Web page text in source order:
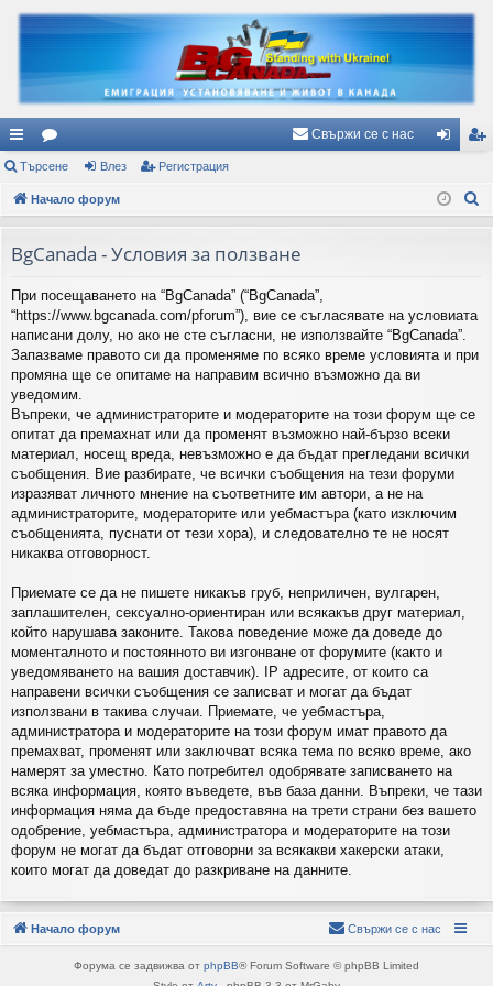
ъ
рз
вр
ъз
ки
ор
ум
Свържи се с нас
з ис
Търсене Влез Регистрация
Начало форум
BgCanada - Условия за ползване
При посещаването на “BgCanada” (“BgCanada”,
“https://www.bgcanada.com/pforum”), вие се съгласявате на условиата
написани долу, но ако не сте съгласни, не използвайте “BgCanada”.
Запазваме правото си да променяме по всяко време условията и при
промяна ще се опитаме на направим всично възможно да ви
уведомим.
Въпреки, че администраторите и модераторите на този форум ще се
опитат да премахнат или да променят възможно най-бързо всеки
материал, носещ вреда, невъзможно е да бъдат прегледани всички
съобщения. Вие разбирате, че всички съобщения на тези форуми
изразяват личното мнение на съответните им автори, а не на
администраторите, модераторите или уебмастъра (като изключим
съобщенията, пуснати от тези хора), и следователно те не носят
никаква отговорност.
Приемате се да не пишете никакъв груб, неприличен, вулгарен,
заплашителен, сексуално-ориентиран или всякакъв друг материал,
който нарушава законите. Такова поведение може да доведе до
моменталното и постоянното ви изгонване от форумите (както и
уведомяването на вашия доставчик). IP адресите, от които са
направени всички съобщения се записват и могат да бъдат
използвани в такива случаи. Приемате, че уебмастъра,
администратора и модераторите на този форум имат правото да
премахват, променят или заключват всяка тема по всяко време, ако
намерят за уместно. Като потребител одобрявате записването на
всяка информация, която въведете, във база данни. Въпреки, че тази
информация няма да бъде предоставяна на трети страни без вашето
одобрение, уебмастъра, администратора и модераторите на този
форум не могат да бъдат отговорни за всякакви хакерски атаки,
които могат да доведат до разкриване на данните.
Начало форум Свържи се с нас
Форума се задвижва от phpBB® Forum Software © phpBB Limited